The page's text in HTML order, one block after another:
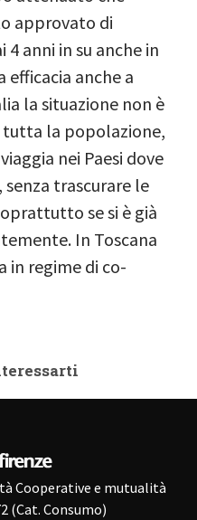
approvato di
anni in su anche in
efficacia anche a
la situazione non è
tutta la popolazione,
nei Paesi dove
trascurare le
se si è già
In Toscana
in regime di co-
Cooperative e mutualità
(Cat. Consumo)